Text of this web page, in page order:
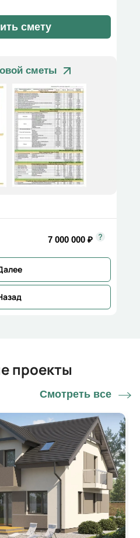
смету
сметы
7 000 000 ₽
проекты
Смотреть все